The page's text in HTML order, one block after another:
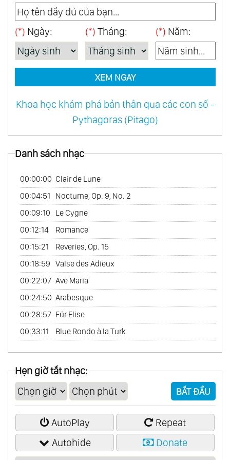
46.When A Man Loves A Woman
47.Amour Pour Amour
48.Japon Mon Amour
49.Two Together
One World Of Music
51.
Reveries Vol.1
Love Follow Us
54. Mexico Con Amor
56.Tango
57.Les Rendez - Vous Du Hasard
58.My Bossa Nova Favorites
59.On Tv
60.Scandinavian Collection
61.The Best
62.Chinese Garden Vol.1
63.Chinese Garden Vol.2
64.Friends France
65.In Amore
66.Latin Passion
68.The Best Of Abba
69.The Best Of Andrew Lloyd Webber
70.The Best Of Carpenters
The Best Of Cinema Passion
The Best Of Classical
(*) Ngày: (*) Tháng: (*) Năm:
XEM NGAY
Khoa học khám phá bản thân qua các con số -
Pythagoras (Pitago)
Danh sách nhạc
00:00:00 Clair de Lune
00:04:51
Nocturne, Op. 9, No. 2
00:09:10
Le Cygne
00:12:14
Romance
00:15:21
Reveries, Op. 15
00:18:59 Valse des Adieux
00:22:07 Ave Maria
00:24:50 Arabesque
00:28:57 Für Elise
00:33:11
Blue Rondo à la Turk
Hẹn giờ tắt nhạc:
BẮT ĐẦU
AutoPlay
Repeat
Autohide
Donate